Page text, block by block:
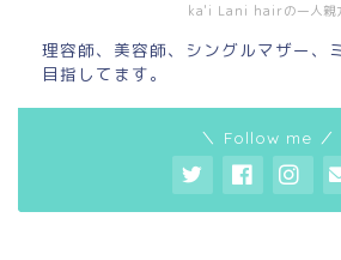
ka'i Lani hairの一人親
理容師、美容師、シングルマザー、
目指してます。
＼ Follow me ／